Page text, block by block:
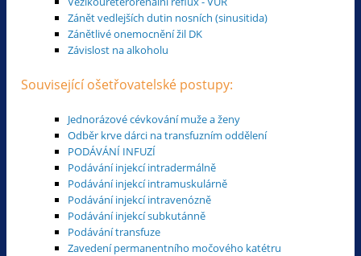
Zánět vedlejších dutin nosních (sinusitida)
Zánětlivé onemocnění žil DK
Závislost na alkoholu
Související ošetřovatelské postupy:
Jednorázové cévkování muže a ženy
Odběr krve dárci na transfuzním oddělení
PODÁVÁNÍ INFUZÍ
Podávání injekcí intradermálně
Podávání injekcí intramuskulárně
Podávání injekcí intravenózně
Podávání injekcí subkutánně
Podávání transfuze
Zavedení permanentního močového katétru